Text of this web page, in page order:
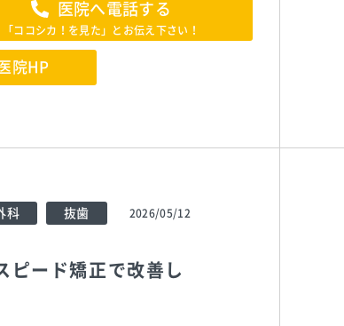
医院へ電話する
「ココシカ！を見た」とお伝え下さい！
医院HP
科 抜歯 2026/05/12
ピード矯正で改善し